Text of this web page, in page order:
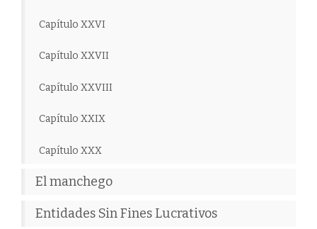
Capítulo XXVI
Capítulo XXVII
Capítulo XXVIII
Capítulo XXIX
Capítulo XXX
El manchego
Entidades Sin Fines Lucrativos